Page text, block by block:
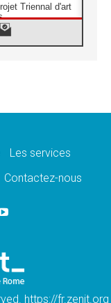
Triennal d'art
aux religieuses
nationale
estime
pas avec
Les services
Contactez-nous
https://fr.zenit.org